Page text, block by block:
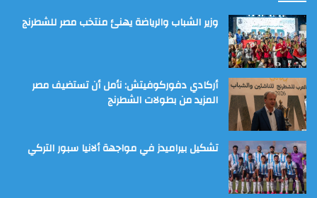
وزير الشباب والرياضة يهنئ منتخب مصر للشطرنج
أركادي دفوركوفيتش: نأمل أن تستضيف مصر
المزيد من بطولات الشطرنج
تشكيل بيراميدز في مواجهة ألانيا سبور التركي